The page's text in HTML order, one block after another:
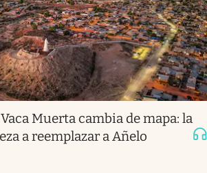
Vaca Muerta cambia de mapa: la
a reemplazar a Añelo